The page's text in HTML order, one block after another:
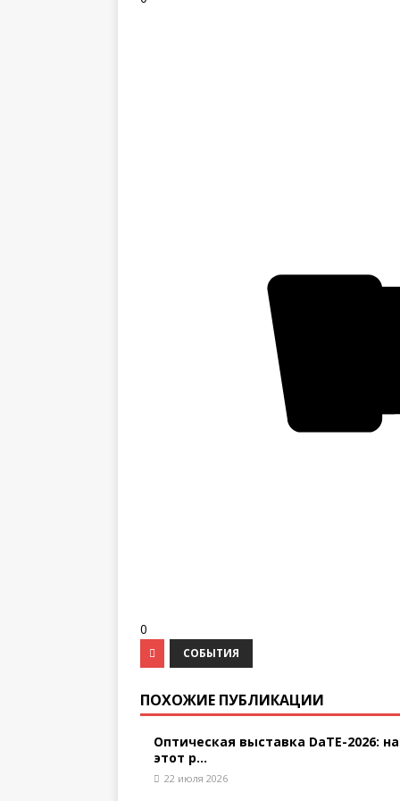
0
СОБЫТИЯ
ПОХОЖИЕ ПУБЛИКАЦИИ
Оптическая выставка DaTE-2026: на
этот р...
22 июля 2026